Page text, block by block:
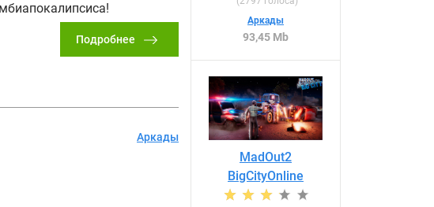
Подробнее
Аркады
Аркады
93,45 Mb
MadOut2
BigCityOnline